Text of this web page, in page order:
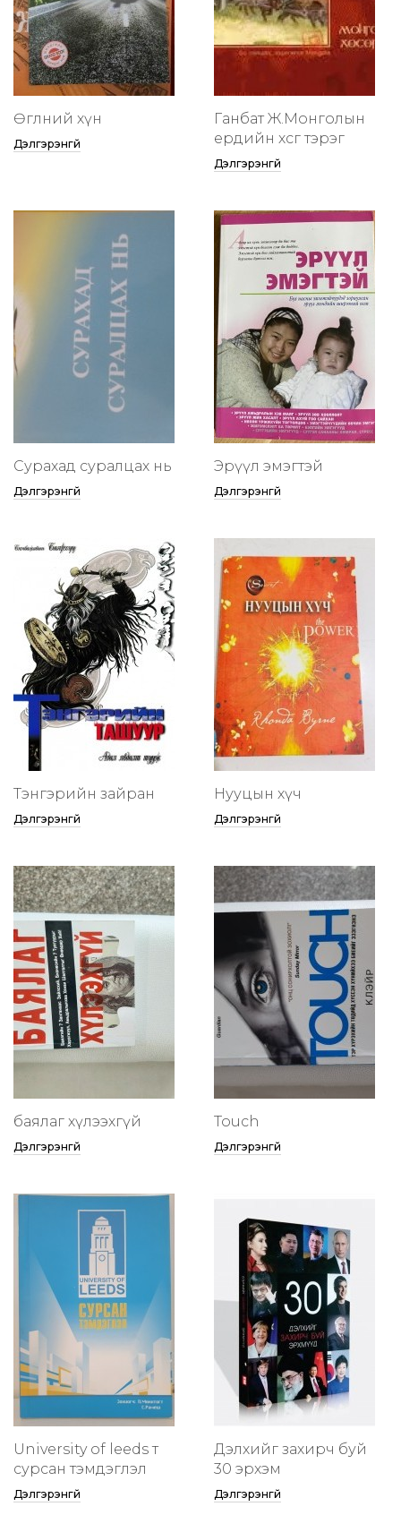
Өглөөний хүн
Дэлгэрэнгүй
Ганбат Ж.Монголын
ердийн хөсөг тэрэг
Дэлгэрэнгүй
Сурахад суралцах нь
Дэлгэрэнгүй
Эрүүл эмэгтэй
Дэлгэрэнгүй
Тэнгэрийн зайран
Дэлгэрэнгүй
Нууцын хүч
Дэлгэрэнгүй
баялаг хүлээхгүй
Дэлгэрэнгүй
Touch
Дэлгэрэнгүй
University of leeds т
сурсан тэмдэглэл
Дэлгэрэнгүй
Дэлхийг захирч буй
30 эрхэм
Дэлгэрэнгүй